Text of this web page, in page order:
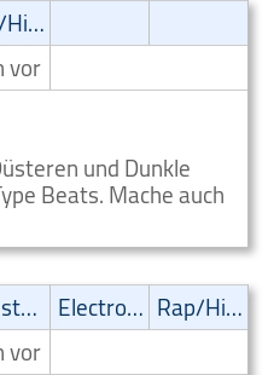
Rap/Hip-Hop/RnB
vor
Hechingen
und Dunkle
Beats. Mache auch
Industrial Electronic
Rap/Hip-Hop/RnB
vor